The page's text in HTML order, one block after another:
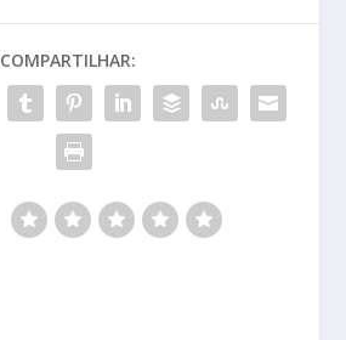
COMPARTILHAR: